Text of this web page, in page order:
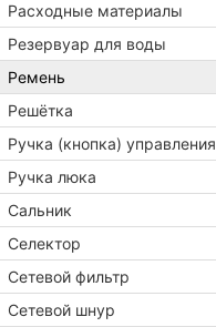
Расходные материалы
Резервуар для воды
Ремень
Решётка
Ручка (кнопка) управления
Ручка люка
Сальник
Селектор
Сетевой фильтр
Сетевой шнур